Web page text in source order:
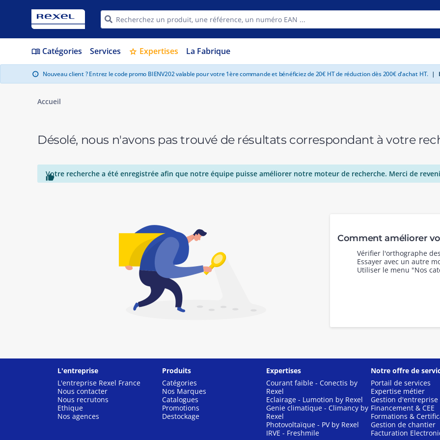
menu_book Catégories Services star Expertises La Fabrique
info Nouveau client ? Entrez le code promo BIENV202 valable pour votre 1ère commande et bénéficiez de 20€ HT de réduction dès 200€ d'achat HT. |
Accueil
Désolé, nous n'avons pas trouvé de résultats correspondant à votre

Votre recherche a été enregistrée afin que notre équipe puisse améliorer notre moteur de recherche. Merci de
Comment améliorer
Vérifier l'orthographe
Essayer avec un autre
Utiliser le menu "Nos
L'entreprise
L'entreprise Rexel France
Nous contacter
Nous recrutons
Ethique
Nos agences
Produits
Catégories
Nos Marques
Catalogues
Promotions
Destockage
Expertises
Courant faible - Conectis by
Rexel
Eclairage - Lumotion by Rexel
Genie climatique - Climancy by
Rexel
Photovoltaïque - PV by Rexel
IRVE - Freshmile
Notre offre de
Portail de services
Expertise métier
Gestion d'entreprise
Financement & CEE
Formations &
Gestion de chantier
Facturation